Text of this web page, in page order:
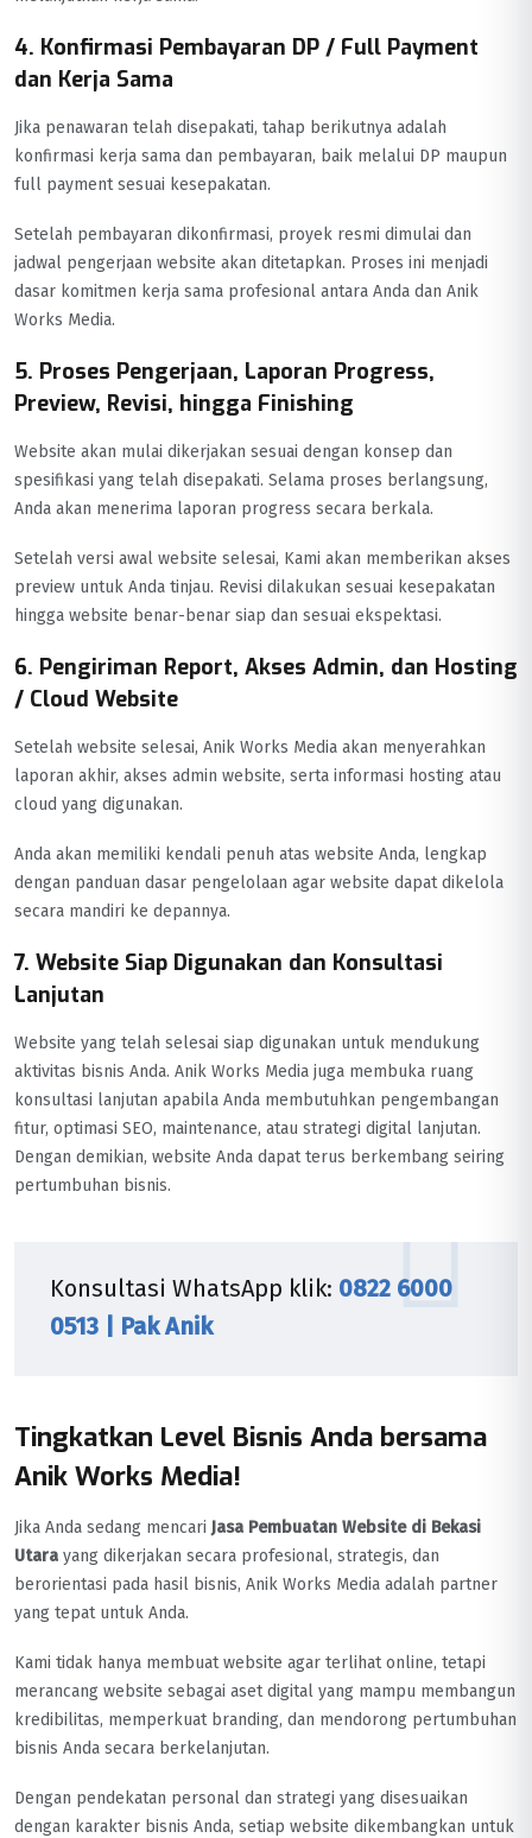
4. Konfirmasi Pembayaran DP / Full Payment
dan Kerja Sama
Jika penawaran telah disepakati, tahap berikutnya adalah
konfirmasi kerja sama dan pembayaran, baik melalui DP maupun
full payment sesuai kesepakatan.
Setelah pembayaran dikonfirmasi, proyek resmi dimulai dan
jadwal pengerjaan website akan ditetapkan. Proses ini menjadi
dasar komitmen kerja sama profesional antara Anda dan Anik
Works Media.
5. Proses Pengerjaan, Laporan Progress,
Preview, Revisi, hingga Finishing
Website akan mulai dikerjakan sesuai dengan konsep dan
spesifikasi yang telah disepakati. Selama proses berlangsung,
Anda akan menerima laporan progress secara berkala.
Setelah versi awal website selesai, Kami akan memberikan akses
preview untuk Anda tinjau. Revisi dilakukan sesuai kesepakatan
hingga website benar-benar siap dan sesuai ekspektasi.
6. Pengiriman Report, Akses Admin, dan Hosting
/ Cloud Website
Setelah website selesai, Anik Works Media akan menyerahkan
laporan akhir, akses admin website, serta informasi hosting atau
cloud yang digunakan.
Anda akan memiliki kendali penuh atas website Anda, lengkap
dengan panduan dasar pengelolaan agar website dapat dikelola
secara mandiri ke depannya.
7. Website Siap Digunakan dan Konsultasi
Lanjutan
Website yang telah selesai siap digunakan untuk mendukung
aktivitas bisnis Anda. Anik Works Media juga membuka ruang
konsultasi lanjutan apabila Anda membutuhkan pengembangan
fitur, optimasi SEO, maintenance, atau strategi digital lanjutan.
Dengan demikian, website Anda dapat terus berkembang seiring
pertumbuhan bisnis.
Konsultasi WhatsApp klik: 0822 6000
0513 | Pak Anik
Tingkatkan Level Bisnis Anda bersama
Anik Works Media!
Jika Anda sedang mencari Jasa Pembuatan Website di Bekasi
Utara yang dikerjakan secara profesional, strategis, dan
berorientasi pada hasil bisnis, Anik Works Media adalah partner
yang tepat untuk Anda.
Kami tidak hanya membuat website agar terlihat online, tetapi
merancang website sebagai aset digital yang mampu membangun
kredibilitas, memperkuat branding, dan mendorong pertumbuhan
bisnis Anda secara berkelanjutan.
Dengan pendekatan personal dan strategi yang disesuaikan
dengan karakter bisnis Anda, setiap website dikembangkan untuk